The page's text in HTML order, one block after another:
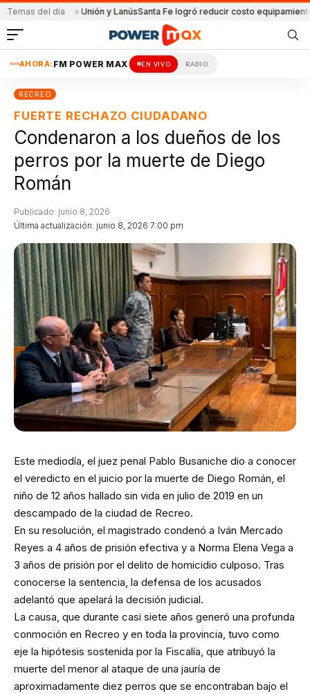
Temas del día
de Unión y LanúsSanta Fe logró reducir costo equipamiento
AHORA: FM POWER MAX EN VIVO RADIO
RECREO
FUERTE RECHAZO CIUDADANO
Condenaron a los dueños de los
perros por la muerte de Diego
Román
Última actualización: junio 8, 2026 7:00 pm
Publicado: junio 8, 2026
Este mediodía, el juez penal Pablo Busaniche dio a conocer
el veredicto en el juicio por la muerte de Diego Román, el
niño de 12 años hallado sin vida en julio de 2019 en un
descampado de la ciudad de Recreo.
En su resolución, el magistrado condenó a Iván Mercado
Reyes a 4 años de prisión efectiva y a Norma Elena Vega a
3 años de prisión por el delito de homicidio culposo. Tras
conocerse la sentencia, la defensa de los acusados
adelantó que apelará la decisión judicial.
La causa, que durante casi siete años generó una profunda
conmoción en Recreo y en toda la provincia, tuvo como
eje la hipótesis sostenida por la Fiscalía, que atribuyó la
muerte del menor al ataque de una jauría de
aproximadamente diez perros que se encontraban bajo el